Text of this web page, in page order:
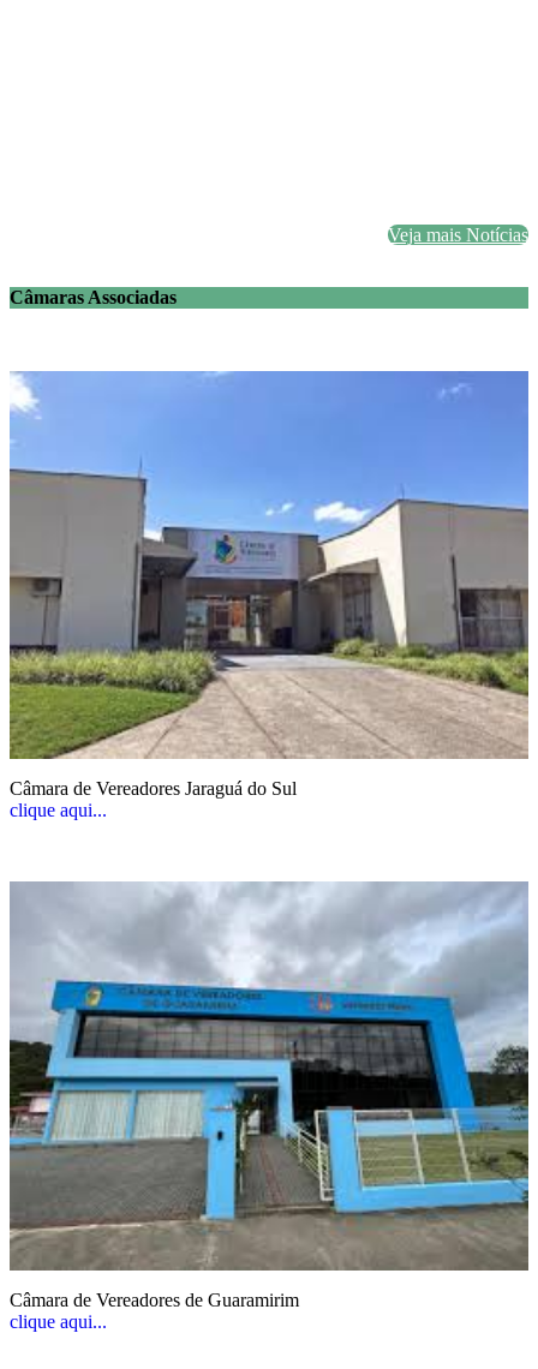
Veja mais Notícias
Câmaras Associadas
Câmara de Vereadores Jaraguá do Sul
clique aqui...
Câmara de Vereadores de Guaramirim
clique aqui...